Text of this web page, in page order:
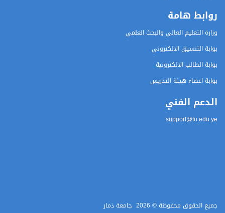
روابط هامة
وزارة التعليم العالي والبحث العلمي
بوابة التنسيق الالكتروني
بوابة الطالب الالكترونية
بوابة اعضاء هيئة التدريس
الدعم الفني
support@tu.edu.ye
جميع الحقوق محفوظة © 2026 جامعة ذمار